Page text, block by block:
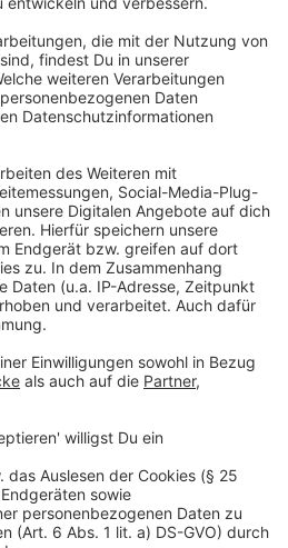
Essen zu
Ihre
um den YouTube
zu laden!
einen Service eines
um Videoinhalte
Dieser Service kann
Ihren Aktivitäten
Bitte lesen Sie die
zu, um dieses
anzusehen.
Gerald Asamoah